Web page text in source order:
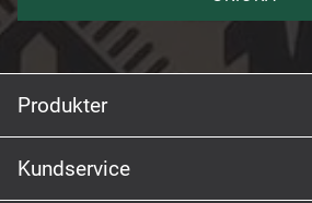
Produkter
Kundservice